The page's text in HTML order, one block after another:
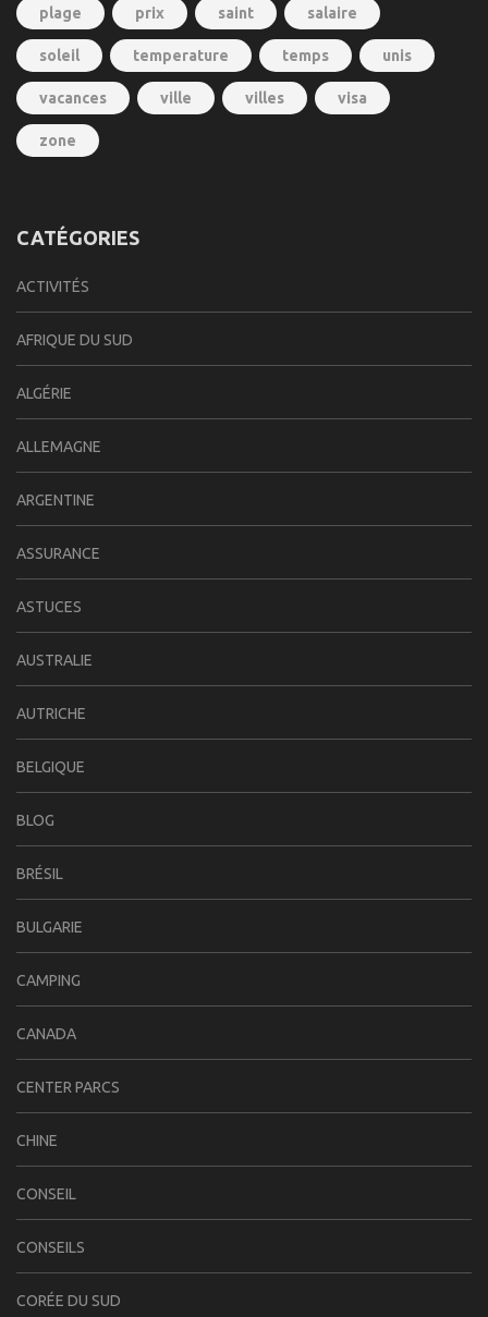
plage prix saint salaire
soleil temperature temps unis
vacances ville villes visa
zone
CATÉGORIES
ACTIVITÉS
AFRIQUE DU SUD
ALGÉRIE
ALLEMAGNE
ARGENTINE
ASSURANCE
ASTUCES
AUSTRALIE
AUTRICHE
BELGIQUE
BLOG
BRÉSIL
BULGARIE
CAMPING
CANADA
CENTER PARCS
CHINE
CONSEIL
CONSEILS
CORÉE DU SUD